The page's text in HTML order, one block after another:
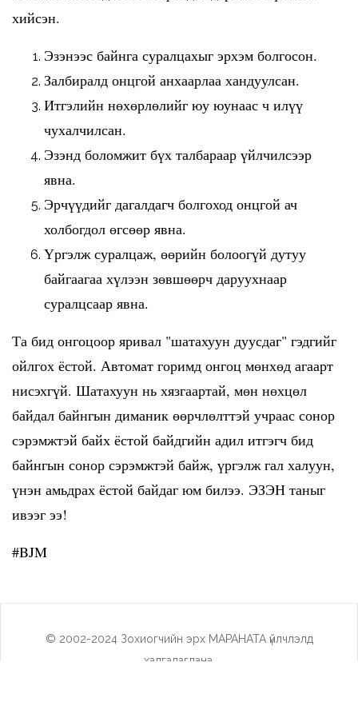
хийсэн.
Эзэнээс байнга суралцахыг эрхэм болгосон.
Залбиралд онцгой анхаарлаа хандуулсан.
Итгэлийн нөхөрлөлийг юу юунаас ч илүү
чухалчилсан.
Эзэнд боломжит бүх талбараар үйлчилсээр
явна.
Эрчүүдийг дагалдагч болгоход онцгой ач
холбогдол өгсөөр явна.
Үргэлж суралцаж, өөрийн болоогүй дутуу
байгаагаа хүлээн зөвшөөрч даруухнаар
суралцсаар явна.
Та бид онгоцоор яривал "шатахуун дуусдаг" гэдгийг
ойлгох ёстой. Автомат горимд онгоц мөнхөд агаарт
нисэхгүй. Шатахуун нь хязгаартай, мөн нөхцөл
байдал байнгын диманик өөрчлөлттэй учраас сонор
сэрэмжтэй байх ёстой байдгийн адил итгэгч бид
байнгын сонор сэрэмжтэй байж, үргэлж гал халуун,
үнэн амьдрах ёстой байдаг юм билээ. ЭЗЭН таныг
ивээг ээ!
#BJM
© 2002-2024 Зохиогчийн эрх МАРАНАТА үйлчлэлд
хадгалагдана.